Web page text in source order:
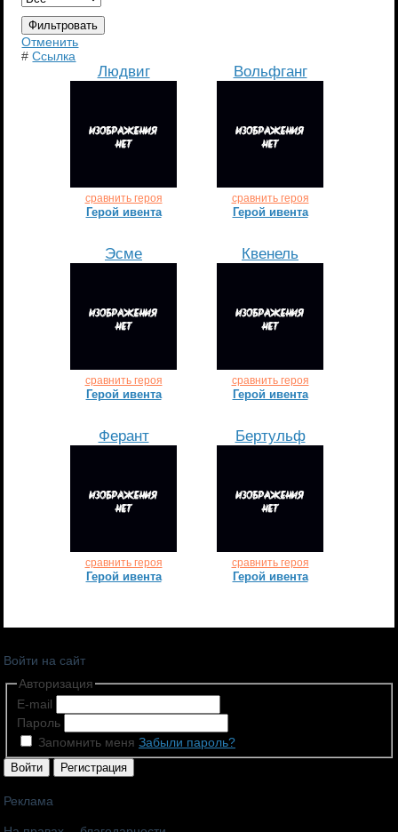
Фильтровать
Отменить
#Ссылка
Людвиг
сравнить героя
Герой ивента
Вольфганг
сравнить героя
Герой ивента
Эсме
сравнить героя
Герой ивента
Квенель
сравнить героя
Герой ивента
Ферант
сравнить героя
Герой ивента
Бертульф
сравнить героя
Герой ивента
Войти на сайт
Авторизация
E-mail
Пароль
Запомнить меня Забыли пароль?
Войти Регистрация
Реклама